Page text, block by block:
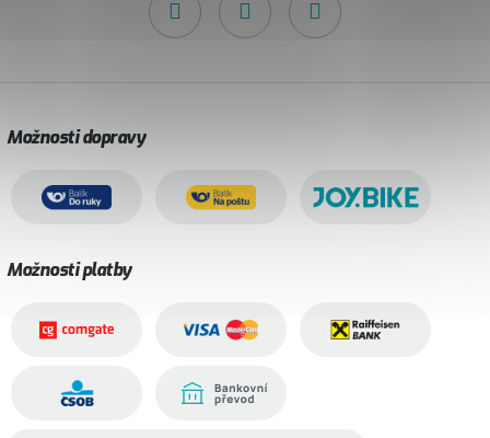
Možnosti dopravy
Možnosti platby